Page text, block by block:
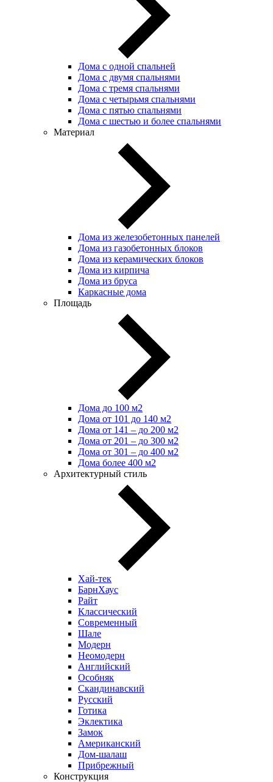
Дома с одной спальней
Дома с двумя спальнями
Дома с тремя спальнями
Дома с четырьмя спальнями
Дома с пятью спальнями
Дома с шестью и более спальнями
Материал
Дома из железобетонных панелей
Дома из газобетонных блоков
Дома из керамических блоков
Дома из кирпича
Дома из бруса
Каркасные дома
Площадь
Дома до 100 м2
Дома от 101 до 140 м2
Дома от 141 – до 200 м2
Дома от 201 – до 300 м2
Дома от 301 – до 400 м2
Дома более 400 м2
Архитектурный стиль
Хай-тек
БарнХаус
Райт
Классический
Современный
Шале
Модерн
Неомодерн
Английский
Особняк
Скандинавский
Русский
Готика
Эклектика
Замок
Американский
Дом-шалаш
Прибрежный
Конструкция